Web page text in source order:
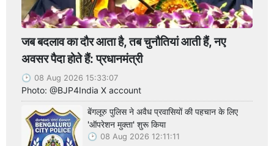
जब बदलाव का दौर आता है, तब चुनौतियां आती हैं, नए
अवसर पैदा होते हैं: प्रधानमंत्री
08 Aug 2026 15:33:07
Photo: @BJP4India X account
बेंगलूरु पुलिस ने अवैध प्रवासियों की पहचान के लिए
'ऑपरेशन मुक्ता' शुरू किया
08 Aug 2026 12:11:11